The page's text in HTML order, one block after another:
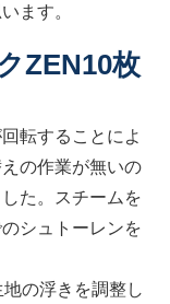
ます。
ZEN10枚
転することによ
の作業が無いの
た。スチームを
シュトーレンを
の浮きを調整し